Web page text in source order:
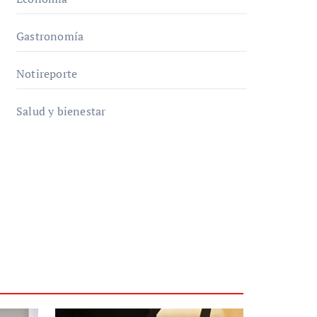
Gastronomía
Notireporte
Salud y bienestar